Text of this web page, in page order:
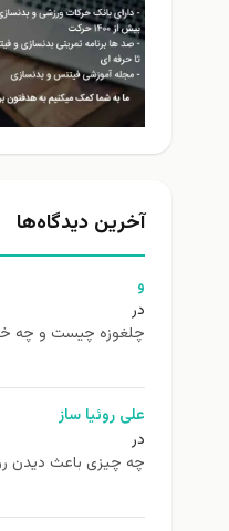
آخرین دیدگاه‌ها
و
در
چلغوزه چیست و چه
علی روئیا ساز
در
چه چیزی باعث دیدن